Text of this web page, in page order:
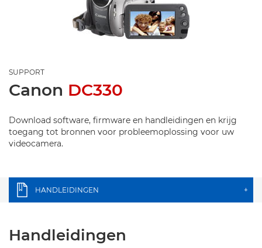
SUPPORT
Canon DC330
Download software, firmware en handleidingen en krijg
toegang tot bronnen voor probleemoplossing voor uw
videocamera.
HANDLEIDINGEN +
Handleidingen